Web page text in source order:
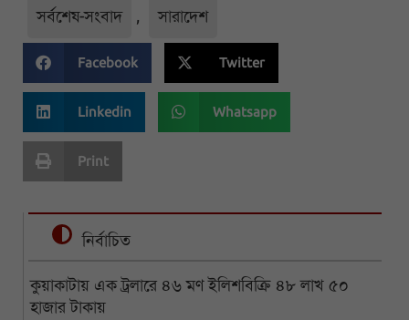
সর্বশেষ-সংবাদ , সারাদেশ
Facebook Twitter
Linkedin Whatsapp
Print
নির্বাচিত
কুয়াকাটায় এক ট্রলারে ৪৬ মণ ইলিশবিক্রি ৪৮ লাখ ৫০
হাজার টাকায়